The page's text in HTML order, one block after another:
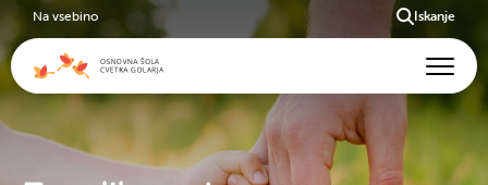
Na vsebino Iskanje